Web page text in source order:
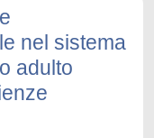
nel sistema
adulto